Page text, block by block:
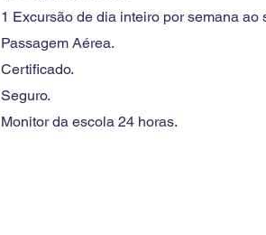
1 Excursão de dia inteiro por semana ao
Passagem Aérea.
Certificado.
Seguro.
Monitor da escola 24 horas.